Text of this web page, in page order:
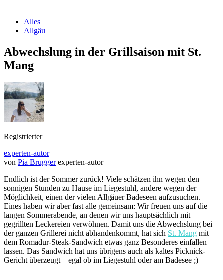
Alles
Allgäu
Abwechslung in der Grillsaison mit St.
Mang
Registrierter
experten-autor
von Pia Brugger experten-autor
Endlich ist der Sommer zurück! Viele schätzen ihn wegen den
sonnigen Stunden zu Hause im Liegestuhl, andere wegen der
Möglichkeit, einen der vielen Allgäuer Badeseen aufzusuchen.
Eines haben wir aber fast alle gemeinsam: Wir freuen uns auf die
langen Sommerabende, an denen wir uns hauptsächlich mit
gegrillten Leckereien verwöhnen. Damit uns die Abwechslung bei
der ganzen Grillerei nicht abhandenkommt, hat sich St. Mang mit
dem Romadur-Steak-Sandwich etwas ganz Besonderes einfallen
lassen. Das Sandwich hat uns übrigens auch als kaltes Picknick-
Gericht überzeugt – egal ob im Liegestuhl oder am Badesee ;)